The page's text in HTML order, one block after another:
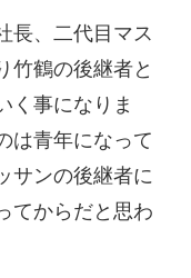
長、二代目マス
竹鶴の後継者と
く事になりま
は青年になって
サンの後継者に
てからだと思わ